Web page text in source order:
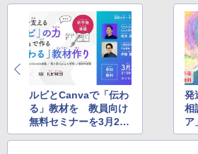
ルビとCanvaで「伝わ
る」教材を 教員向け
無料セミナーを3月24
日に開催
発
相
ア
川